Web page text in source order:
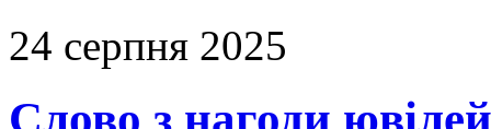
24 серпня 2025